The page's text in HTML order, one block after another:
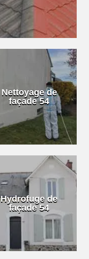
Nettoyage de
façade 54
Hydrofuge de
façade 54